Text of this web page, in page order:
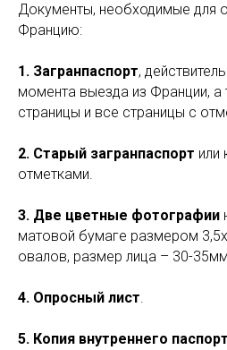
Документы, необходимые для
Францию:
1. Загранпаспорт,
момента выезда из Франции, а
страницы и все страницы с
2. Старый загранпаспорт или
отметками.
3. Две цветные фотографии
матовой бумаге размером
овалов, размер лица – 30-
4. Опросный лист.
5. Копия внутреннего